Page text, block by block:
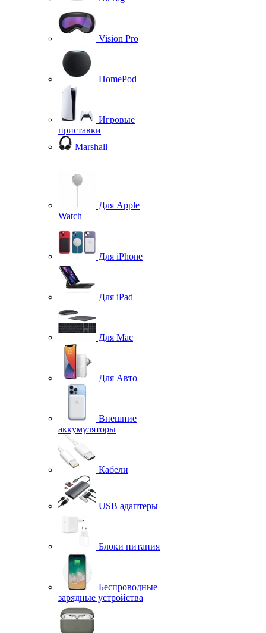
Vision Pro
HomePod
Игровые
приставки
Marshall
Для Apple
Watch
Для iPhone
Для iPad
Для Mac
Для Авто
Внешние
аккумуляторы
Кабели
USB адаптеры
Блоки питания
Беспроводные
зарядные устройства